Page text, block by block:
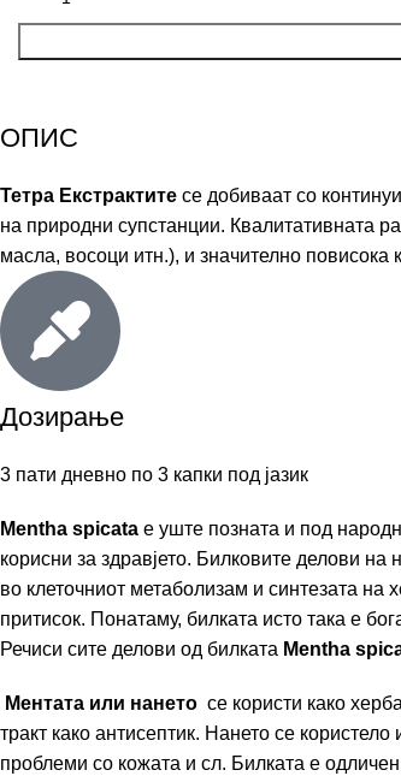
ОПИС
Тетра Екстрактите се добиваат со
на природни супстанции. Квалитативната
масла, восоци итн.), и значително повисока
Дозирање
3 пати дневно по 3 капки под јазик
Mentha spicataе уште позната и под
корисни за здравјето. Билковите делови
во клеточниот метаболизам и синтезата на
притисок. Понатаму, билката исто така е
Речиси сите делови од билката Mentha
Ментата или нанетосе користи како
тракт како антисептик. Нането се
проблеми со кожата и сл. Билката е